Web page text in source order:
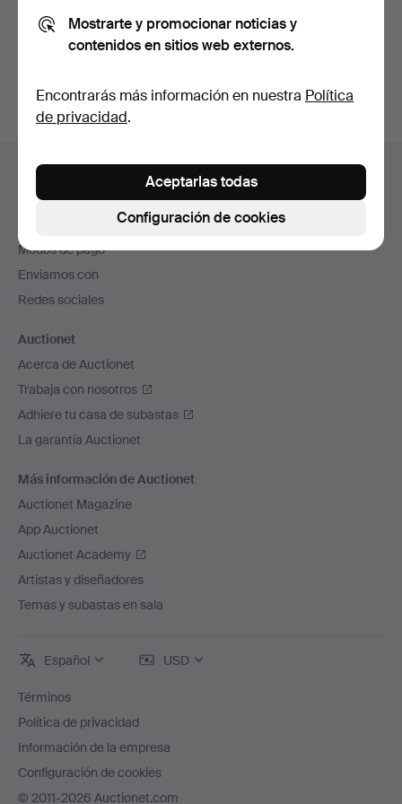
Crear cuenta
pie
de
página
Ayuda y contacto
Contacta con el servicio de atención al cliente
Todas las casas de subastas
Modos de pago
Enviamos con
Redes sociales
Auctionet
Acerca de Auctionet
Trabaja con nosotros
Adhiere tu casa de subastas
La garantía Auctionet
Más información de Auctionet
Auctionet Magazine
App Auctionet
Auctionet Academy
Artistas y diseñadores
Temas y subastas en sala
Español USD
Términos
Política de privacidad
Información de la empresa
Configuración de cookies
© 2011-2026 Auctionet.com
Mostrarte y promocionar noticias y
contenidos en sitios web externos.
Encontrarás más información en nuestra Política
de privacidad.
Configuración de cookies
Aceptarlas todas